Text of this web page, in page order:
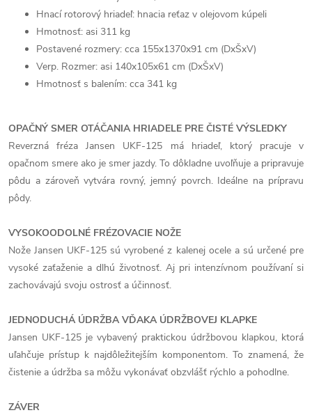
Hnací rotorový hriadeľ: hnacia reťaz v olejovom kúpeli
Hmotnosť: asi 311 kg
Postavené rozmery: cca 155x1370x91 cm (DxŠxV)
Verp. Rozmer: asi 140x105x61 cm (DxŠxV)
Hmotnosť s balením: cca 341 kg
OPAČNÝ SMER OTÁČANIA HRIADELE PRE ČISTÉ VÝSLEDKY
Reverzná fréza Jansen UKF-125 má hriadeľ, ktorý pracuje v
opačnom smere ako je smer jazdy. To dôkladne uvoľňuje a pripravuje
pôdu a zároveň vytvára rovný, jemný povrch. Ideálne na prípravu
pôdy.
VYSOKOODOLNÉ FRÉZOVACIE NOŽE
Nože Jansen UKF-125 sú vyrobené z kalenej ocele a sú určené pre
vysoké zaťaženie a dlhú životnosť. Aj pri intenzívnom používaní si
zachovávajú svoju ostrosť a účinnosť.
JEDNODUCHÁ ÚDRŽBA VĎAKA ÚDRŽBOVEJ KLAPKE
Jansen UKF-125 je vybavený praktickou údržbovou klapkou, ktorá
uľahčuje prístup k najdôležitejším komponentom. To znamená, že
čistenie a údržba sa môžu vykonávať obzvlášť rýchlo a pohodlne.
ZÁVER